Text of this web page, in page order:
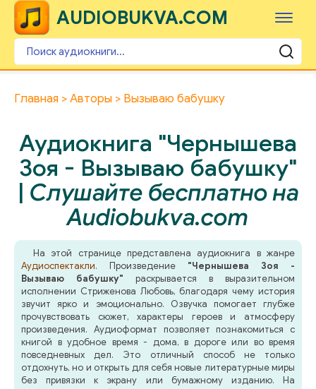
AUDIOBUKVA.COM
Главная Авторы Вызываю бабушку
Аудиокнига "Чернышева
Зоя - Вызываю бабушку"
| Слушайте бесплатно на
Audiobukva.com
На этой странице представлена аудиокнига в жанре
Аудиоспектакли. Произведение "Чернышева Зоя -
Вызываю бабушку" раскрывается в выразительном
исполнении Стриженова Любовь, благодаря чему история
звучит ярко и эмоционально. Озвучка помогает глубже
прочувствовать сюжет, характеры героев и атмосферу
произведения. Аудиоформат позволяет познакомиться с
книгой в удобное время - дома, в дороге или во время
повседневных дел. Это отличный способ не только
отдохнуть, но и открыть для себя новые литературные миры
без привязки к экрану или бумажному изданию. На